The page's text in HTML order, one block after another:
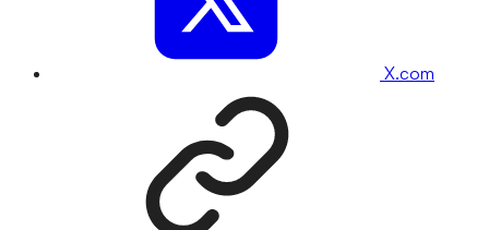
X.com